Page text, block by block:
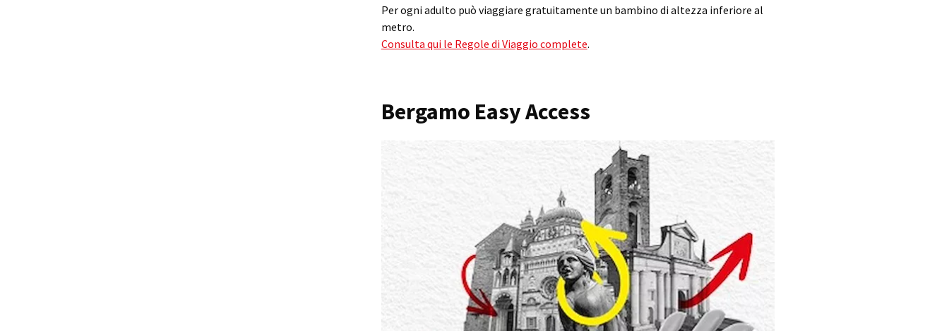
Per ogni adulto può viaggiare gratuitamente un bambino di altezza inferiore al
metro.
Consulta qui le Regole di Viaggio complete.
Bergamo Easy Access